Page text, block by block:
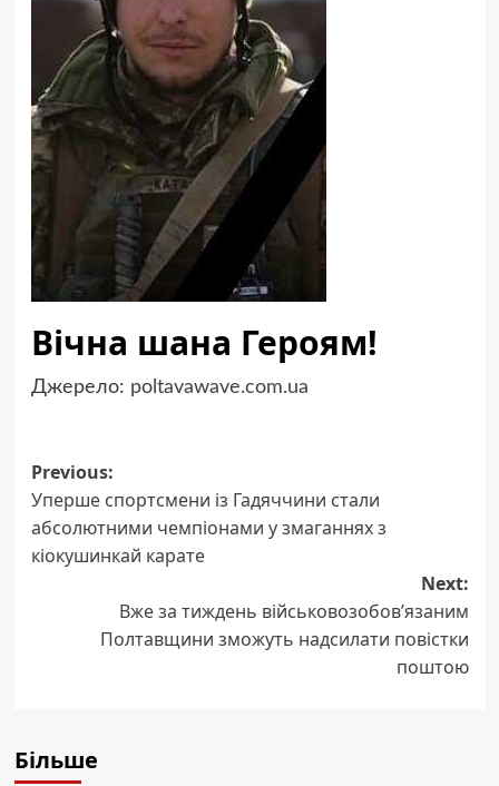
Вічна шана Героям!
Джерело: poltavawave.com.ua
Post
navigation
Previous:
Уперше спортсмени із Гадяччини стали
абсолютними чемпіонами у змаганнях з
кіокушинкай карате
Next:
Вже за тиждень військовозобов’язаним
Полтавщини зможуть надсилати повістки
поштою
Більше